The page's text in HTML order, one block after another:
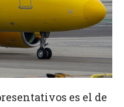
es el de